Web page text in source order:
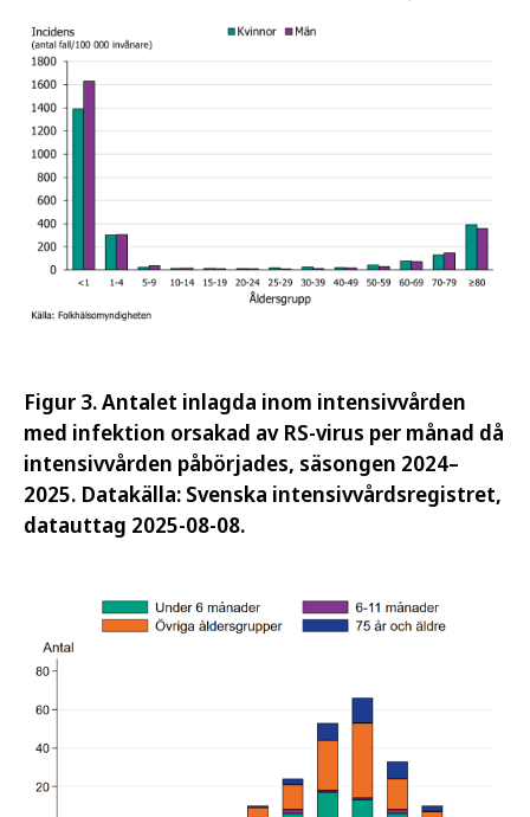
Figur 3. Antalet inlagda inom intensivvården
med infektion orsakad av RS-virus per månad då
intensivvården påbörjades, säsongen 2024–
2025. Datakälla: Svenska intensivvårdsregistret,
datauttag 2025-08-08.